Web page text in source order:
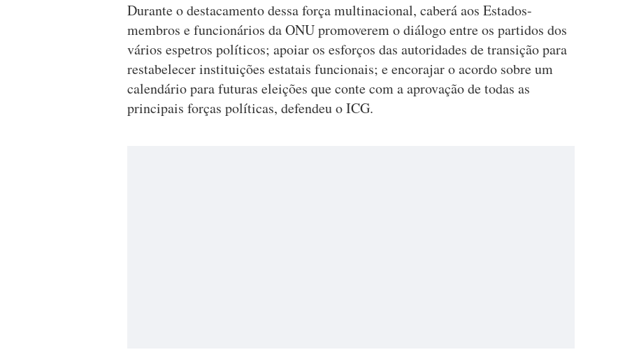
Durante o destacamento dessa força multinacional, caberá aos Estados-
membros e funcionários da ONU promoverem o diálogo entre os partidos dos
vários espetros políticos; apoiar os esforços das autoridades de transição para
restabelecer instituições estatais funcionais; e encorajar o acordo sobre um
calendário para futuras eleições que conte com a aprovação de todas as
principais forças políticas, defendeu o ICG.